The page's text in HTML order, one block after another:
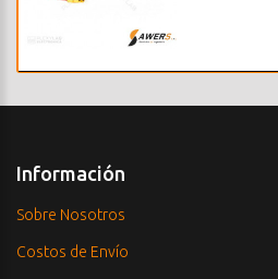
Información
Sobre Nosotros
Costos de Envío